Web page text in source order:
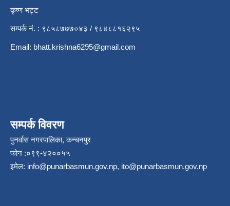
कृष्ण भट्ट
सम्पर्क नं. : ९८५८७७७०४३ / ९८४८८१६२९५
Email: bhatt.krishna6295@gmail.com
सम्पर्क विवरण
पुनर्वास नगरपालिका, कन्चनपुर
फोन :०९९-४२००५५
इमेल: info@punarbasmun.gov.np, ito@punarbasmun.gov.np